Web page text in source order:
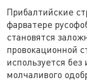
Прибалтийские
фарватере
становятся
провокационной
используется
молчаливого